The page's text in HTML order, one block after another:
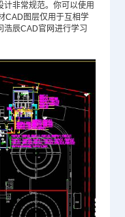
非常规范。你可以使用
CAD图层仅用于互相学
浩辰CAD官网进行学习